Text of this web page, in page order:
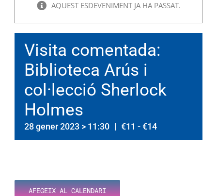
AQUEST ESDEVENIMENT JA HA PASSAT.
Visita comentada:
Biblioteca Arús i
col·lecció Sherlock
Holmes
28 gener 2023 > 11:30 | €11 - €14
AFEGEIX AL CALENDARI